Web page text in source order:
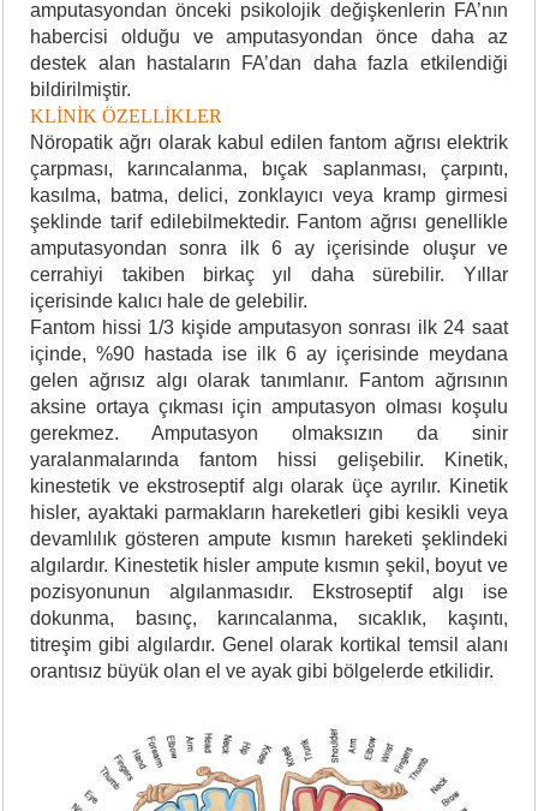
amputasyondan önceki psikolojik değişkenlerin FA’nın
habercisi olduğu ve amputasyondan önce daha az
destek alan hastaların FA’dan daha fazla etkilendiği
bildirilmiştir.
KLİNİK ÖZELLİKLER
Nöropatik ağrı olarak kabul edilen fantom ağrısı elektrik
çarpması, karıncalanma, bıçak saplanması, çarpıntı,
kasılma, batma, delici, zonklayıcı veya kramp girmesi
şeklinde tarif edilebilmektedir. Fantom ağrısı genellikle
amputasyondan sonra ilk 6 ay içerisinde oluşur ve
cerrahiyi takiben birkaç yıl daha sürebilir. Yıllar
içerisinde kalıcı hale de gelebilir.
Fantom hissi 1/3 kişide amputasyon sonrası ilk 24 saat
içinde, %90 hastada ise ilk 6 ay içerisinde meydana
gelen ağrısız algı olarak tanımlanır. Fantom ağrısının
aksine ortaya çıkması için amputasyon olması koşulu
gerekmez. Amputasyon olmaksızın da sinir
yaralanmalarında fantom hissi gelişebilir. Kinetik,
kinestetik ve ekstroseptif algı olarak üçe ayrılır. Kinetik
hisler, ayaktaki parmakların hareketleri gibi kesikli veya
devamlılık gösteren ampute kısmın hareketi şeklindeki
algılardır. Kinestetik hisler ampute kısmın şekil, boyut ve
pozisyonunun algılanmasıdır. Ekstroseptif algı ise
dokunma, basınç, karıncalanma, sıcaklık, kaşıntı,
titreşim gibi algılardır. Genel olarak kortikal temsil alanı
orantısız büyük olan el ve ayak gibi bölgelerde etkilidir.